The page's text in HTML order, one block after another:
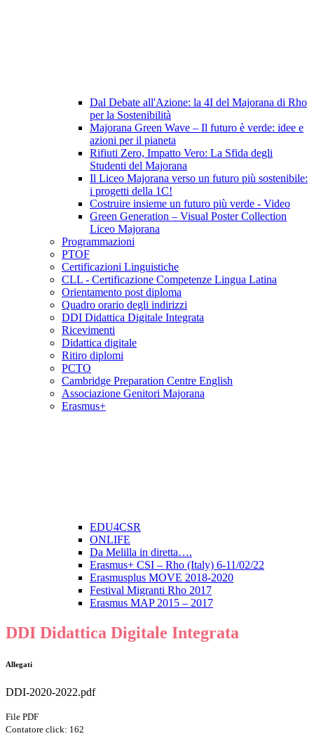
Dal Debate all'Azione: la 4I del Majorana di Rho
per la Sostenibilità
Majorana Green Wave – Il futuro è verde: idee e
azioni per il pianeta
Rifiuti Zero, Impatto Vero: La Sfida degli
Studenti del Majorana
Il Liceo Majorana verso un futuro più sostenibile:
i progetti della 1C!
Costruire insieme un futuro più verde - Video
Green Generation – Visual Poster Collection
Liceo Majorana
Programmazioni
PTOF
Certificazioni Linguistiche
CLL - Certificazione Competenze Lingua Latina
Orientamento post diploma
Quadro orario degli indirizzi
DDI Didattica Digitale Integrata
Ricevimenti
Didattica digitale
Ritiro diplomi
PCTO
Cambridge Preparation Centre English
Associazione Genitori Majorana
Erasmus+
EDU4CSR
ONLIFE
Da Melilla in diretta….
Erasmus+ CSI – Rho (Italy) 6-11/02/22
Erasmusplus MOVE 2018-2020
Festival Migranti Rho 2017
Erasmus MAP 2015 – 2017
DDI Didattica Digitale Integrata
Allegati
DDI-2020-2022.pdf
File PDF
Contatore click: 162